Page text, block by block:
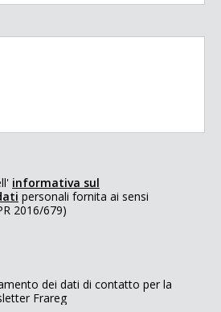
informativa sul
personali fornita ai sensi
2016/679)
dei dati di contatto per la
Frareg